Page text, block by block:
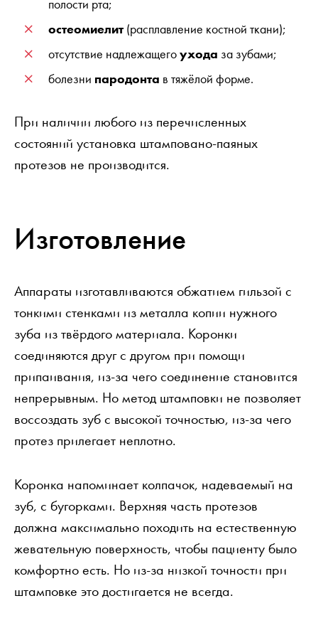
полости рта;
остеомиелит (расплавление костной ткани);
отсутствие надлежащегоухода за зубами;
болезни пародонта в тяжёлой форме.
При наличии любого из перечисленных
состояний установка штамповано-паяных
протезов не производится.
Изготовление
Аппараты изготавливаются обжатием гильзой с
тонкими стенками из металла копии нужного
зуба из твёрдого материала. Коронки
соединяются друг с другом при помощи
припаивания, из-за чего соединение становится
непрерывным. Но метод штамповки не позволяет
воссоздать зуб с высокой точностью, из-за чего
протез прилегает неплотно.
Коронка напоминает колпачок, надеваемый на
зуб, с бугорками. Верхняя часть протезов
должна максимально походить на естественную
жевательную поверхность, чтобы пациенту было
комфортно есть. Но из-за низкой точности при
штамповке это достигается не всегда.